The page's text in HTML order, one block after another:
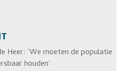
Heer: ‘We moeten de populatie
houden’